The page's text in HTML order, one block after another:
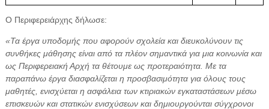
Ο Περιφερειάρχης δήλωσε:
«Τα έργα υποδομής που αφορούν σχολεία και διευκολύνουν τις
συνθήκες μάθησης είναι από τα πλέον σημαντικά για μια κοινωνία και
ως Περιφερειακή Αρχή τα θέτουμε ως προτεραιότητα. Με τα
παραπάνω έργα διασφαλίζεται η προσβασιμότητα για όλους τους
μαθητές, ενισχύεται η ασφάλεια των κτιριακών εγκαταστάσεων μέσω
επισκευών και στατικών ενισχύσεων και δημιουργούνται σύγχρονοι